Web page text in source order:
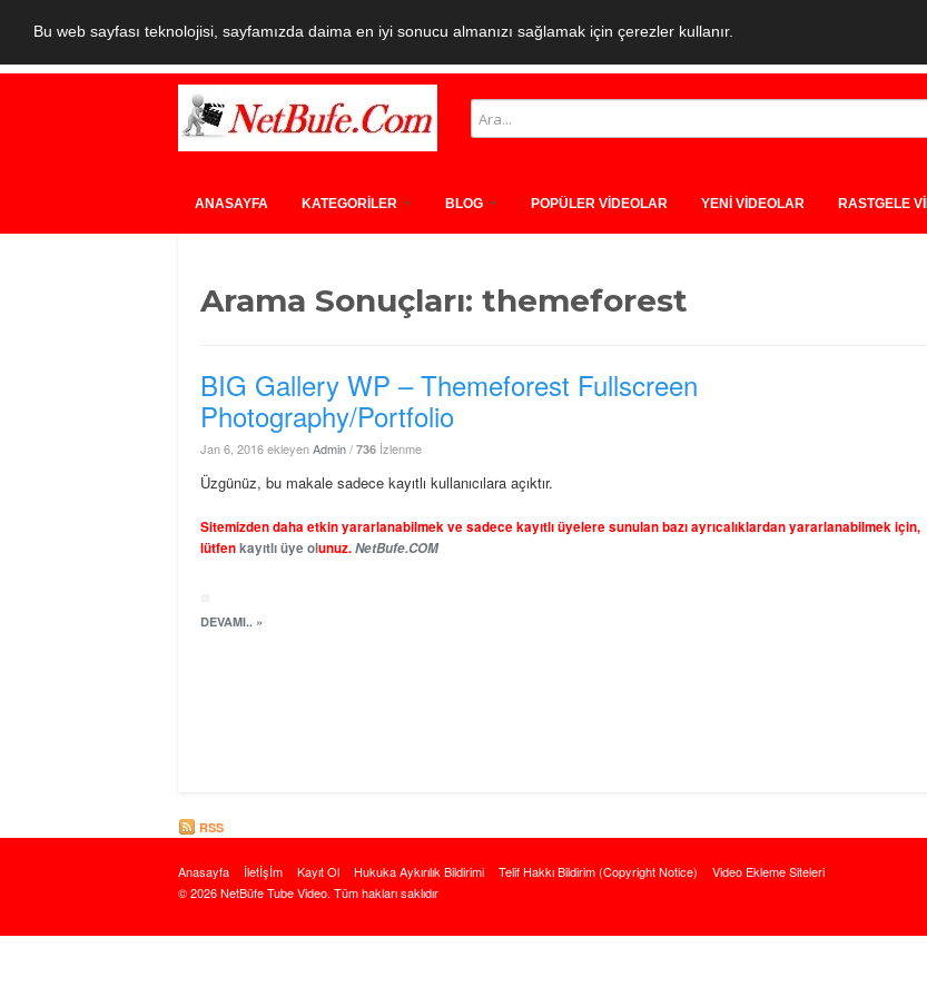
Bu web sayfası teknolojisi, sayfamızda daima en iyi sonucu almanızı sağlamak için çerezler kullanır.
ANASAYFA KATEGORİLER BLOG POPÜLER VİDEOLAR YENİ VİDEOLAR RASTGELE
Arama Sonuçları: themeforest
BIG Gallery WP – Themeforest Fullscreen
Photography/Portfolio
Jan 6, 2016ekleyenAdmin/ 736 İzlenme
Üzgünüz, bu makale sadece kayıtlı kullanıcılara açıktır.
Sitemizden daha etkin yararlanabilmek ve sadece kayıtlı üyelere sunulan bazı ayrıcalıklardan yararlanabilmek için,
lütfenkayıtlı üye olunuz.NetBufe.COM
DEVAMI.. »
RSS
Anasayfa İletİşİm Kayıt Ol Hukuka Aykırılık Bildirimi Telif Hakkı Bildirim (Copyright Notice)
Video Ekleme Siteleri
© 2026 NetBüfe Tube Video. Tüm hakları saklıdır